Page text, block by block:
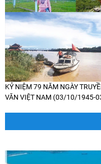
KỶ NIỆM 79 NĂM NGÀY
VĂN VIỆT NAM (03/10/1945-